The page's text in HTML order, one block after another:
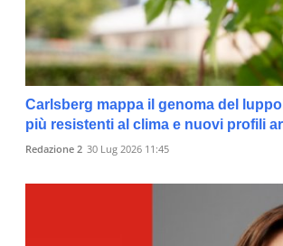
Carlsberg mappa il genoma del
più resistenti al clima e nuovi profili
Redazione 2 30 Lug 2026 11:45